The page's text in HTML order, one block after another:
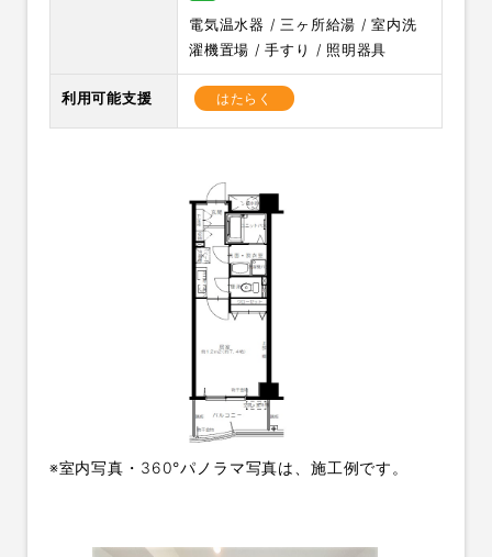
電気温水器 / 三ヶ所給湯 / 室内洗
濯機置場 / 手すり / 照明器具
利用可能支援 はたらく
※室内写真・360°パノラマ写真は、施工例です。